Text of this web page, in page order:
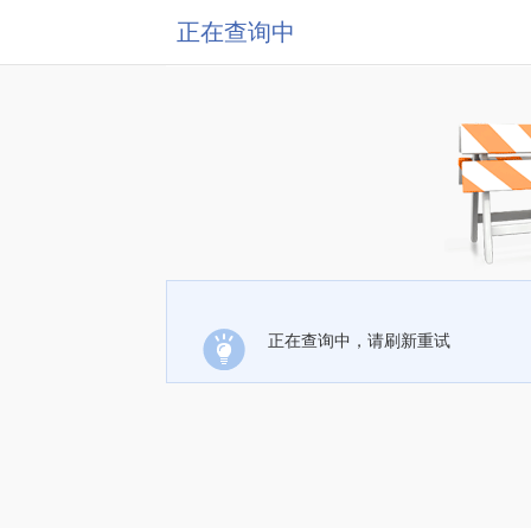
正在查询中
正在查询中，请刷新重试